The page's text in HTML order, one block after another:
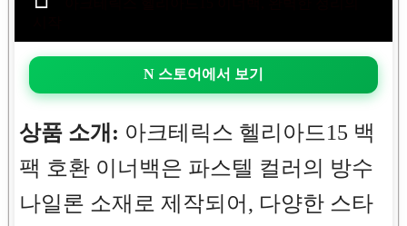
N 스토어에서 보기
상품 소개: 아크테릭스 헬리아드15 백
팩 호환 이너백은 파스텔 컬러의 방수
나일론 소재로 제작되어, 다양한 스타